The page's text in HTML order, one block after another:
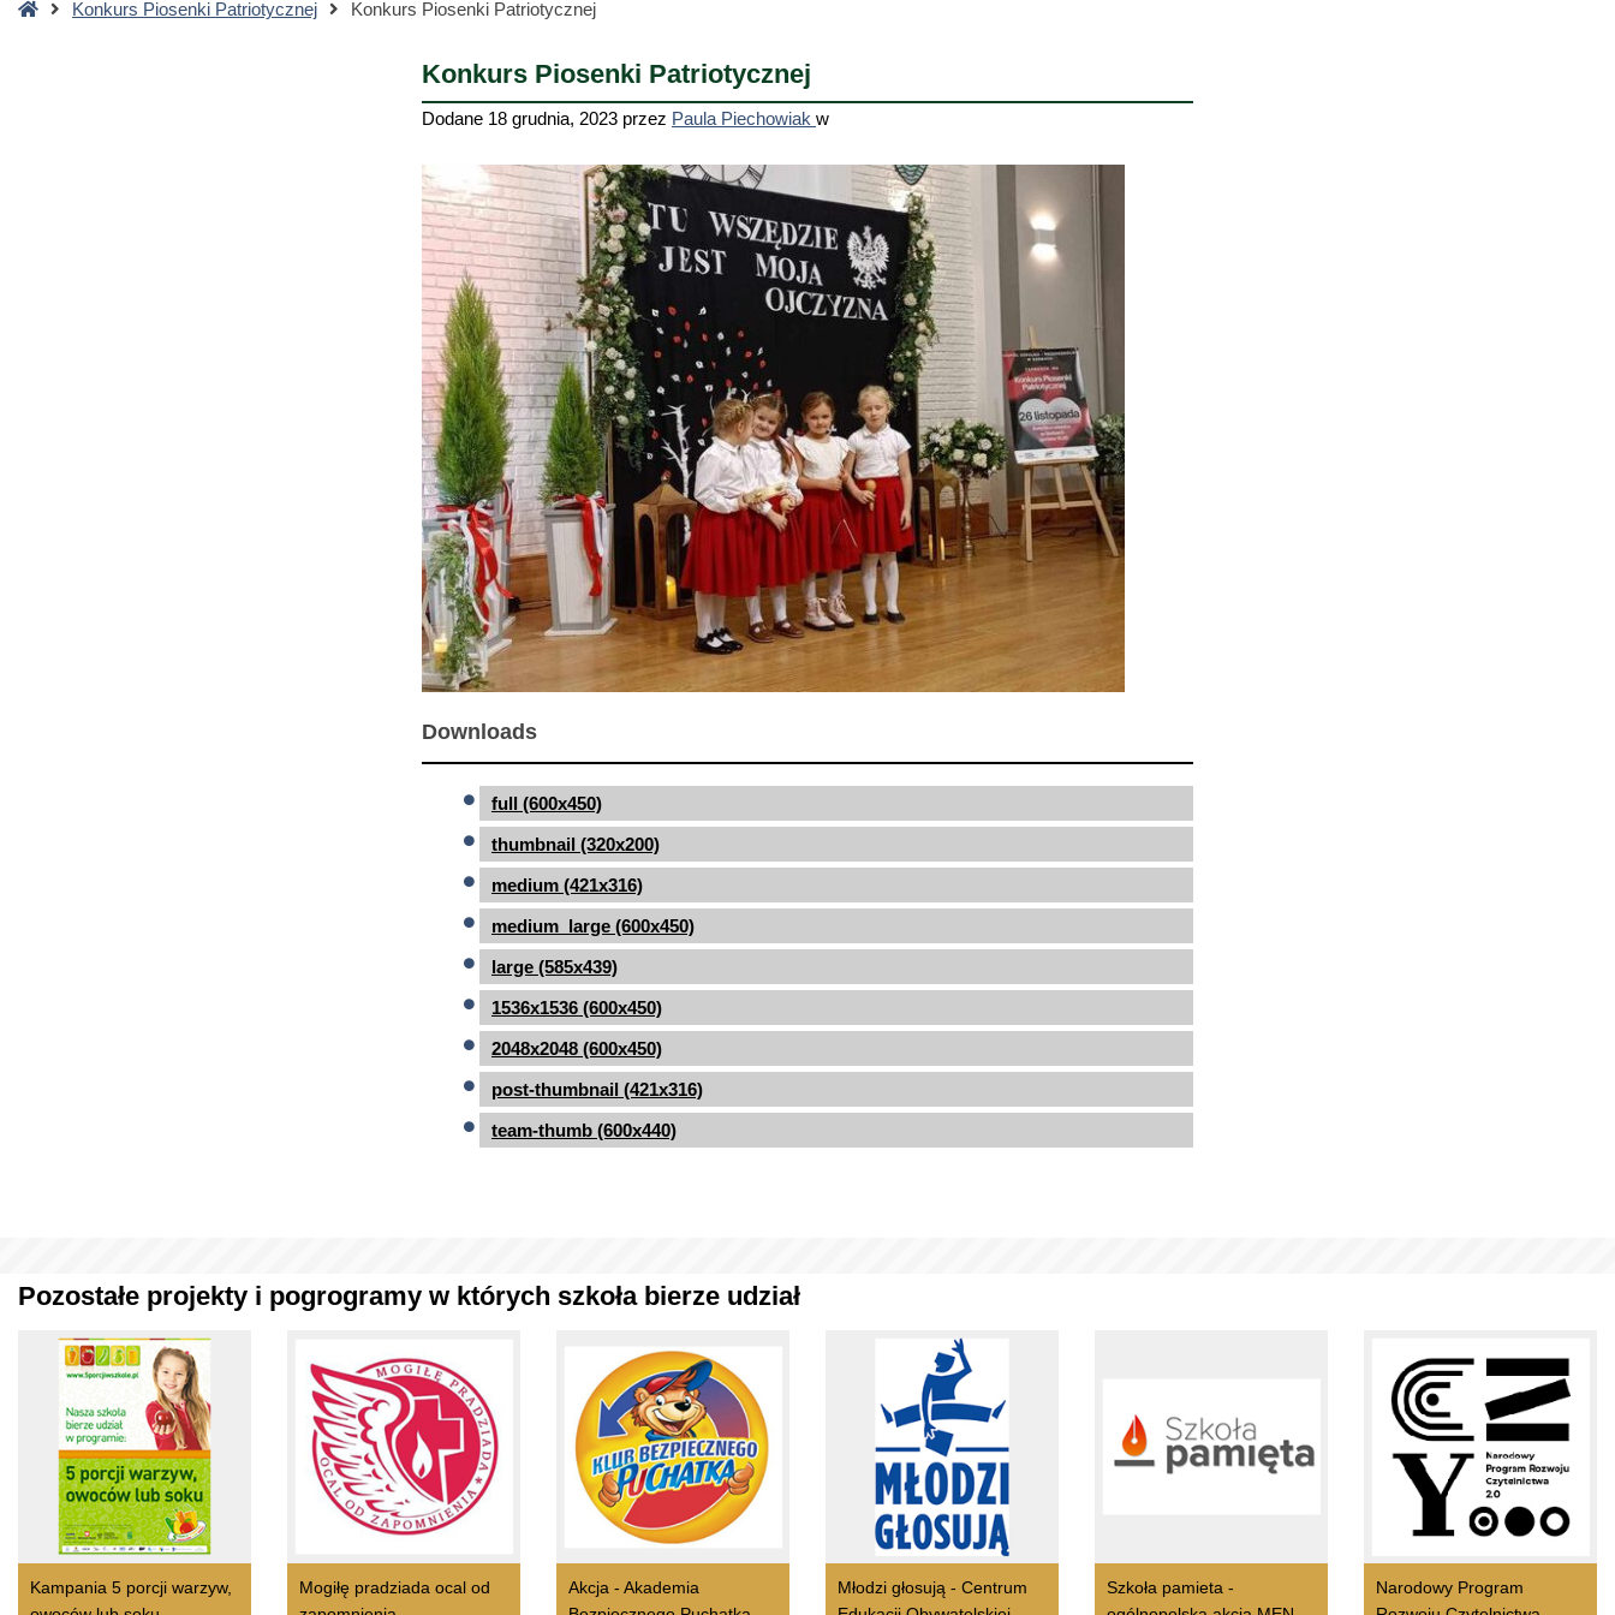
StronaKonkurs Piosenki Patriotycznej Konkurs Piosenki Patriotycznej
Konkurs Piosenki Patriotycznej
Dodane 18 grudnia, 2023 przez Paula Piechowiak w
Downloads
full (600x450)
thumbnail (320x200)
medium (421x316)
medium_large (600x450)
large (585x439)
1536x1536 (600x450)
2048x2048 (600x450)
post-thumbnail (421x316)
team-thumb (600x440)
Pozostałe projekty i pogrogramy w których szkoła bierze udział
Kampania 5 porcji warzyw,
Mogiłę pradziada ocal od
Akcja - Akademia
Młodzi głosują - Centrum
Szkoła pamieta -
Narodowy Program